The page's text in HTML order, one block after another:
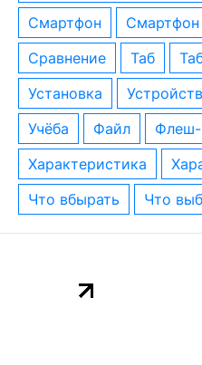
смартфон
сравнение
таб
установка
учёба
файл
характеристика
что вбырать
что